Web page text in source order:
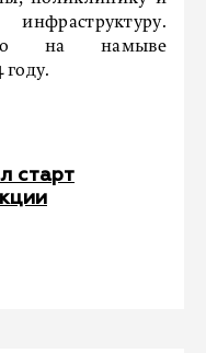
на намыве
старт